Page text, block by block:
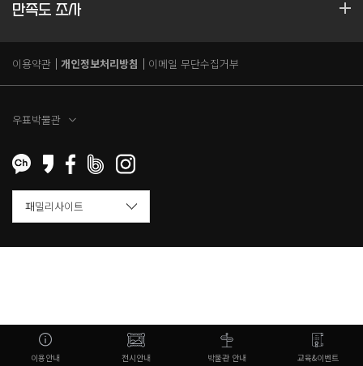
만족도 조사
이용약관 개인정보처리방침 이메일 무단수집거부
우표박물관
이용안내 전시안내 박물관 안내 교육&이벤트